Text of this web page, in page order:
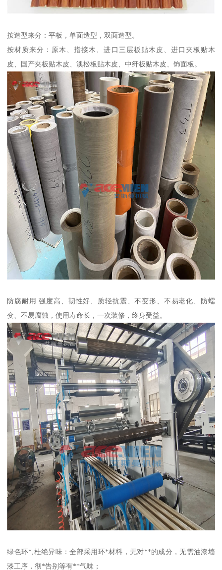
按造型来分：平板，单面造型，双面造型。
按材质来分：原木、指接木、进口三层板贴木皮、进口夹板贴木
皮、国产夹板贴木皮、澳松板贴木皮、中纤板贴木皮、饰面板。
防腐耐用 强度高、韧性好、质轻抗震、不变形、不易老化、防蠕
变、不易腐蚀，使用寿命长，一次装修，终身受益。
绿色环*,杜绝异味：全部采用环*材料，无对**的成分，无需油漆墙
漆工序，彻*告别等有**气味；